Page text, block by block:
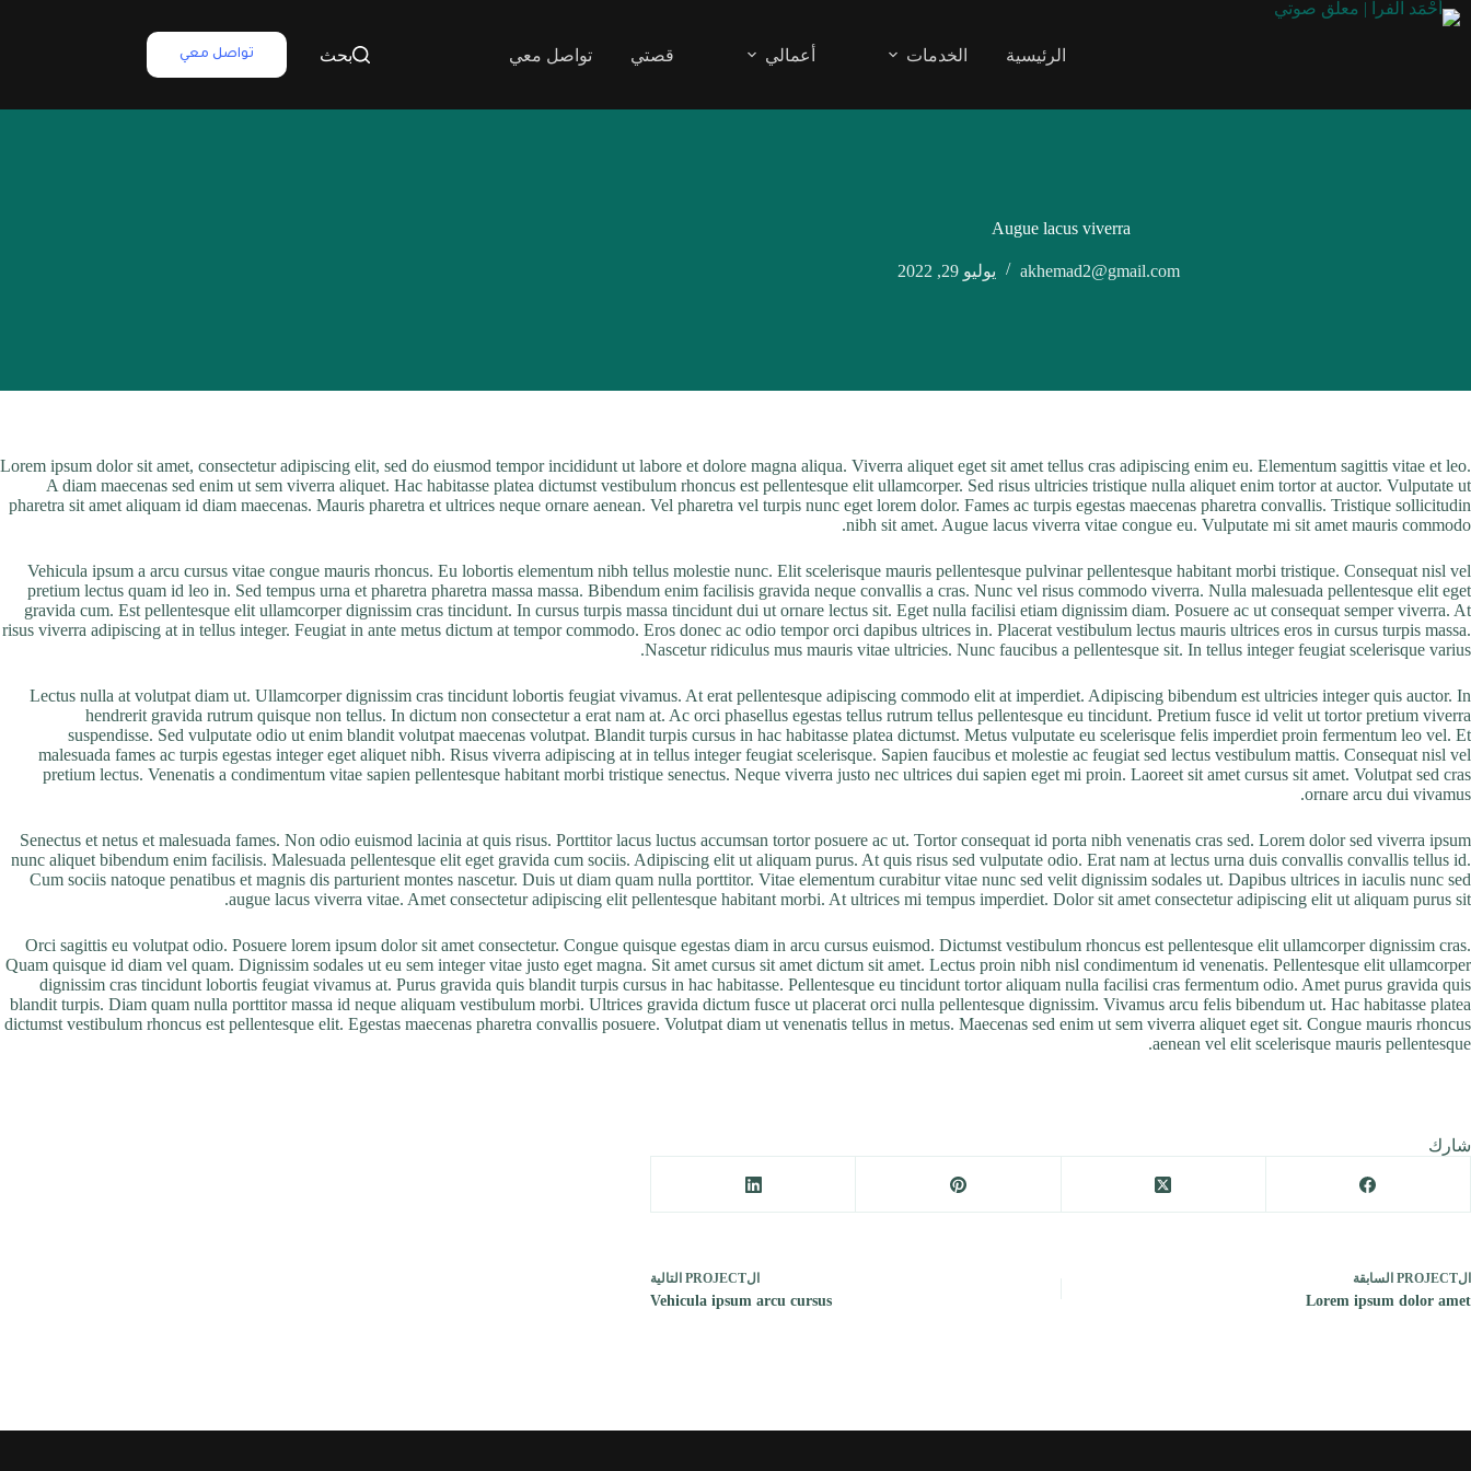
الرئيسية الخدمات أعمالي قصتي تواصل معي بحث تواصل معي
Augue lacus viverra
akhemad2@gmail.com يوليو 29, 2022
Lorem ipsum dolor sit amet, consectetur adipiscing elit, sed do eiusmod tempor incididunt ut labore et dolore magna aliqua. Viverra aliquet eget sit amet tellus cras adipiscing enim eu. Elementum sagittis vitae et leo.
A diam maecenas sed enim ut sem viverra aliquet. Hac habitasse platea dictumst vestibulum rhoncus est pellentesque elit ullamcorper. Sed risus ultricies tristique nulla aliquet enim tortor at auctor. Vulputate ut
pharetra sit amet aliquam id diam maecenas. Mauris pharetra et ultrices neque ornare aenean. Vel pharetra vel turpis nunc eget lorem dolor. Fames ac turpis egestas maecenas pharetra convallis. Tristique sollicitudin
nibh sit amet. Augue lacus viverra vitae congue eu. Vulputate mi sit amet mauris commodo.
Vehicula ipsum a arcu cursus vitae congue mauris rhoncus. Eu lobortis elementum nibh tellus molestie nunc. Elit scelerisque mauris pellentesque pulvinar pellentesque habitant morbi tristique. Consequat nisl vel
pretium lectus quam id leo in. Sed tempus urna et pharetra pharetra massa massa. Bibendum enim facilisis gravida neque convallis a cras. Nunc vel risus commodo viverra. Nulla malesuada pellentesque elit eget
gravida cum. Est pellentesque elit ullamcorper dignissim cras tincidunt. In cursus turpis massa tincidunt dui ut ornare lectus sit. Eget nulla facilisi etiam dignissim diam. Posuere ac ut consequat semper viverra. At
risus viverra adipiscing at in tellus integer. Feugiat in ante metus dictum at tempor commodo. Eros donec ac odio tempor orci dapibus ultrices in. Placerat vestibulum lectus mauris ultrices eros in cursus turpis massa.
Nascetur ridiculus mus mauris vitae ultricies. Nunc faucibus a pellentesque sit. In tellus integer feugiat scelerisque varius.
Lectus nulla at volutpat diam ut. Ullamcorper dignissim cras tincidunt lobortis feugiat vivamus. At erat pellentesque adipiscing commodo elit at imperdiet. Adipiscing bibendum est ultricies integer quis auctor. In
hendrerit gravida rutrum quisque non tellus. In dictum non consectetur a erat nam at. Ac orci phasellus egestas tellus rutrum tellus pellentesque eu tincidunt. Pretium fusce id velit ut tortor pretium viverra
suspendisse. Sed vulputate odio ut enim blandit volutpat maecenas volutpat. Blandit turpis cursus in hac habitasse platea dictumst. Metus vulputate eu scelerisque felis imperdiet proin fermentum leo vel. Et
malesuada fames ac turpis egestas integer eget aliquet nibh. Risus viverra adipiscing at in tellus integer feugiat scelerisque. Sapien faucibus et molestie ac feugiat sed lectus vestibulum mattis. Consequat nisl vel
pretium lectus. Venenatis a condimentum vitae sapien pellentesque habitant morbi tristique senectus. Neque viverra justo nec ultrices dui sapien eget mi proin. Laoreet sit amet cursus sit amet. Volutpat sed cras
ornare arcu dui vivamus.
Senectus et netus et malesuada fames. Non odio euismod lacinia at quis risus. Porttitor lacus luctus accumsan tortor posuere ac ut. Tortor consequat id porta nibh venenatis cras sed. Lorem dolor sed viverra ipsum
nunc aliquet bibendum enim facilisis. Malesuada pellentesque elit eget gravida cum sociis. Adipiscing elit ut aliquam purus. At quis risus sed vulputate odio. Erat nam at lectus urna duis convallis convallis tellus id.
Cum sociis natoque penatibus et magnis dis parturient montes nascetur. Duis ut diam quam nulla porttitor. Vitae elementum curabitur vitae nunc sed velit dignissim sodales ut. Dapibus ultrices in iaculis nunc sed
augue lacus viverra vitae. Amet consectetur adipiscing elit pellentesque habitant morbi. At ultrices mi tempus imperdiet. Dolor sit amet consectetur adipiscing elit ut aliquam purus sit.
Orci sagittis eu volutpat odio. Posuere lorem ipsum dolor sit amet consectetur. Congue quisque egestas diam in arcu cursus euismod. Dictumst vestibulum rhoncus est pellentesque elit ullamcorper dignissim cras.
Quam quisque id diam vel quam. Dignissim sodales ut eu sem integer vitae justo eget magna. Sit amet cursus sit amet dictum sit amet. Lectus proin nibh nisl condimentum id venenatis. Pellentesque elit ullamcorper
dignissim cras tincidunt lobortis feugiat vivamus at. Purus gravida quis blandit turpis cursus in hac habitasse. Pellentesque eu tincidunt tortor aliquam nulla facilisi cras fermentum odio. Amet purus gravida quis
blandit turpis. Diam quam nulla porttitor massa id neque aliquam vestibulum morbi. Ultrices gravida dictum fusce ut placerat orci nulla pellentesque dignissim. Vivamus arcu felis bibendum ut. Hac habitasse platea
dictumst vestibulum rhoncus est pellentesque elit. Egestas maecenas pharetra convallis posuere. Volutpat diam ut venenatis tellus in metus. Maecenas sed enim ut sem viverra aliquet eget sit. Congue mauris rhoncus
aenean vel elit scelerisque mauris pellentesque.
شارك
الPROJECT السابقة
Lorem ipsum dolor amet
الPROJECT التالية
Vehicula ipsum arcu cursus